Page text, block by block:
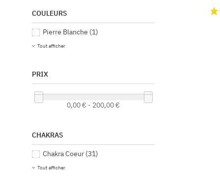
COULEURS
Pierre Blanche (1)
Tout afficher
PRIX
0,00 € - 200,00 €
CHAKRAS
Chakra Coeur (31)
Tout afficher